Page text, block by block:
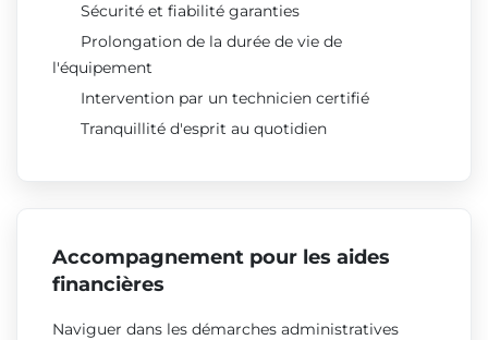
Sécurité et fiabilité garanties
Prolongation de la durée de vie de
l'équipement
Intervention par un technicien certifié
Tranquillité d'esprit au quotidien
Accompagnement pour les aides
financières
Naviguer dans les démarches administratives